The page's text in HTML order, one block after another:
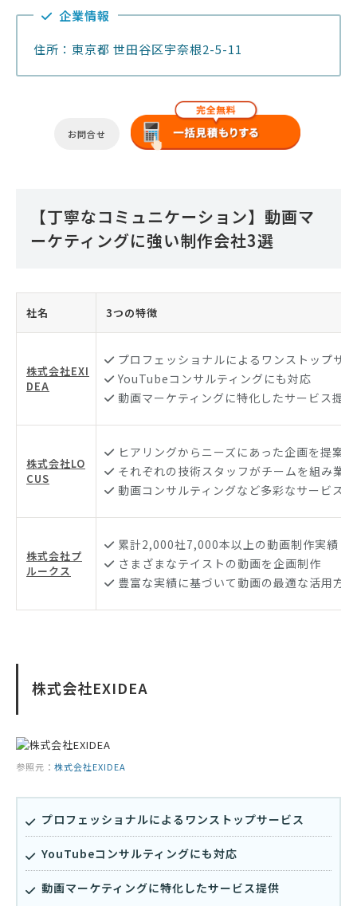
企業情報
住所：東京都 世田谷区宇奈根2-5-11
お問合せ
【丁寧なコミュニケーション】動画マ
ーケティングに強い制作会社3選
社名 3つの特徴
株式会社EXI
DEA
プロフェッショナルによるワンストップサ
YouTubeコンサルティングにも対応
動画マーケティングに特化したサービス提供
株式会社LO
CUS
ヒアリングからニーズにあった企画を提案
それぞれの技術スタッフがチームを組み業
動画コンサルティングなど多彩なサービス
株式会社プ
ルークス
累計2,000社7,000本以上の動画制作実績
さまざまなテイストの動画を企画制作
豊富な実績に基づいて動画の最適な活用方
株式会社EXIDEA
参照元： 株式会社EXIDEA
プロフェッショナルによるワンストップサービス
YouTubeコンサルティングにも対応
動画マーケティングに特化したサービス提供